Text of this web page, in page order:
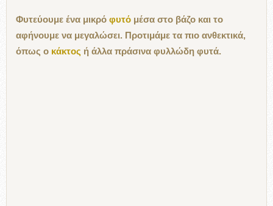
Φυτεύουμε ένα μικρό φυτό μέσα στο βάζο και το
αφήνουμε να μεγαλώσει. Προτιμάμε τα πιο ανθεκτικά,
όπως ο κάκτος ή άλλα πράσινα φυλλώδη φυτά.